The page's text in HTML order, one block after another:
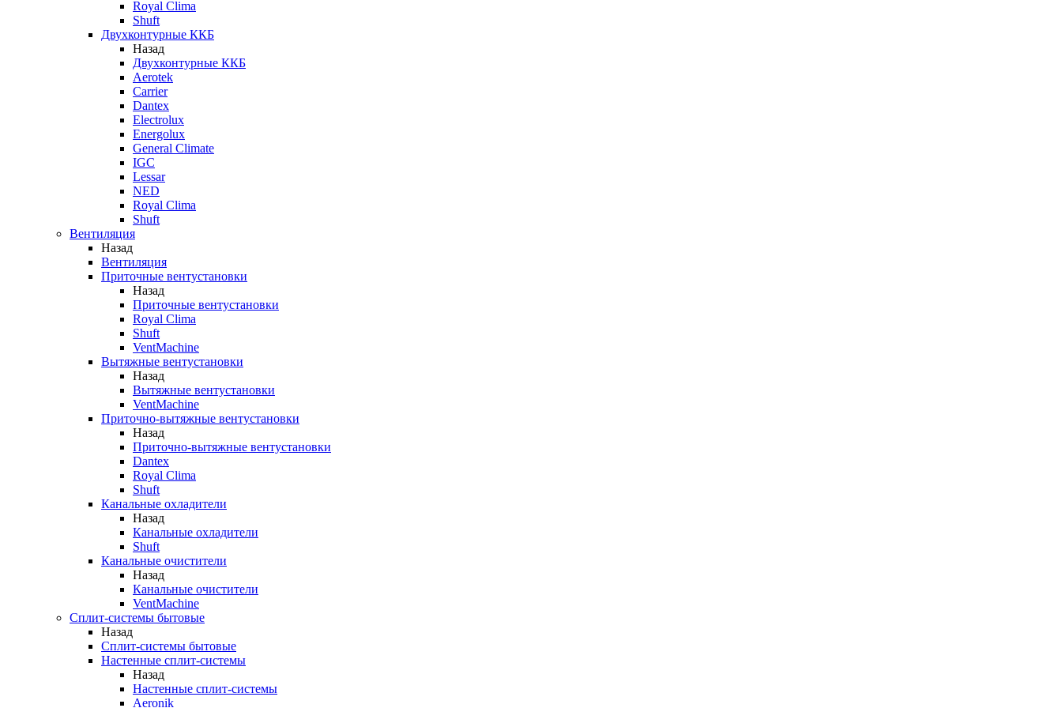
Royal Clima
Shuft
Двухконтурные ККБ
Назад
Двухконтурные ККБ
Aerotek
Carrier
Dantex
Electrolux
Energolux
General Climate
IGC
Lessar
NED
Royal Clima
Shuft
Вентиляция
Назад
Вентиляция
Приточные вентустановки
Назад
Приточные вентустановки
Royal Clima
Shuft
VentMachine
Вытяжные вентустановки
Назад
Вытяжные вентустановки
VentMachine
Приточно-вытяжные вентустановки
Назад
Приточно-вытяжные вентустановки
Dantex
Royal Clima
Shuft
Канальные охладители
Назад
Канальные охладители
Shuft
Канальные очистители
Назад
Канальные очистители
VentMachine
Сплит-системы бытовые
Назад
Сплит-системы бытовые
Настенные сплит-системы
Назад
Настенные сплит-системы
Aeronik